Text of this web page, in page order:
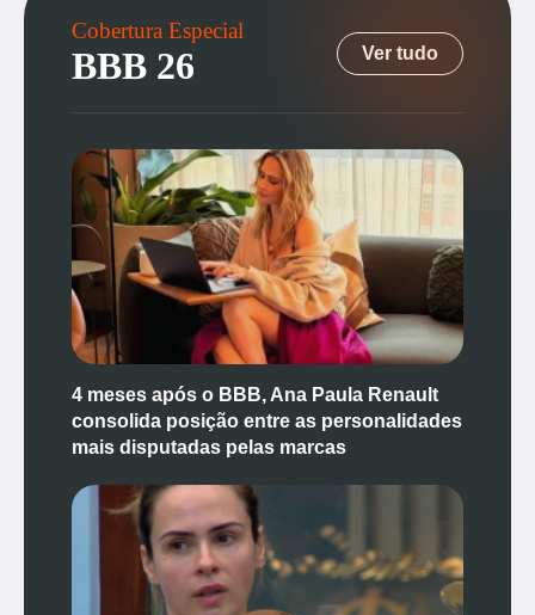
Cobertura Especial
BBB 26 Ver tudo
4 meses após o BBB, Ana Paula Renault
consolida posição entre as personalidades
mais disputadas pelas marcas